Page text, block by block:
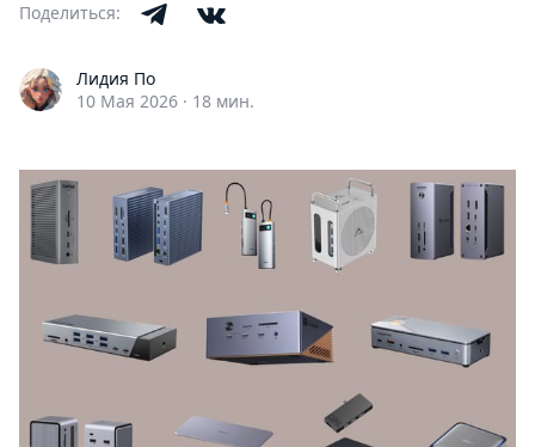
Лидия По
10 Мая 2026 · 18 мин.
Поделиться: